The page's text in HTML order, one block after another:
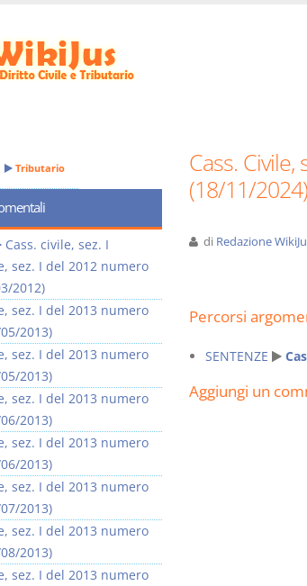
Cass.
(18/11/2024)
di Redazione
Percorsi
SENTENZE
Aggiungi un
Tributario
Cass. civile, sez. I
sez. I del 2012 numero
2012)
sez. I del 2013 numero
2013)
sez. I del 2013 numero
2013)
sez. I del 2013 numero
2013)
sez. I del 2013 numero
2013)
sez. I del 2013 numero
2013)
sez. I del 2013 numero
2013)
sez. I del 2013 numero
I Vincoli Preliminari
D. Minussi